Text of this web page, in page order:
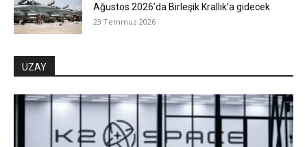
Ağustos 2026’da Birleşik Krallık’a gidecek
23 Temmuz 2026
UZAY